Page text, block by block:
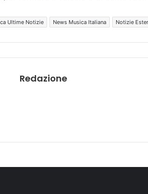
Ultime Notizie News Musica Italiana Notizie
Redazione